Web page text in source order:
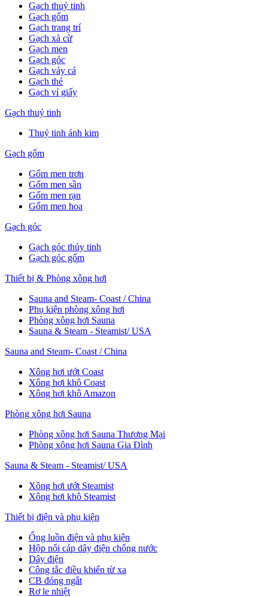
Gạch thuỷ tinh
Gạch gốm
Gạch trang trí
Gạch xà cừ
Gạch men
Gạch góc
Gạch vảy cá
Gạch thẻ
Gạch vỉ giấy
Gạch thuỷ tinh
Thuỷ tinh ánh kim
Gạch gốm
Gốm men trơn
Gốm men sần
Gốm men rạn
Gốm men hoa
Gạch góc
Gạch góc thủy tinh
Gạch góc gốm
Thiết bị & Phòng xông hơi
Sauna and Steam- Coast / China
Phụ kiện phòng xông hơi
Phòng xông hơi Sauna
Sauna & Steam - Steamist/ USA
Sauna and Steam- Coast / China
Xông hơi ướt Coast
Xông hơi khô Coast
Xông hơi khô Amazon
Phòng xông hơi Sauna
Phòng xông hơi Sauna Thương Mại
Phòng xông hơi Sauna Gia Đình
Sauna & Steam - Steamist/ USA
Xông hơi ướt Steamist
Xông hơi khô Steamist
Thiết bị điện và phụ kiện
Ống luồn điện và phụ kiện
Hộp nối cáp dây điện chống nước
Dây điện
Công tắc điều khiển từ xa
CB đóng ngắt
Rơ le nhiệt